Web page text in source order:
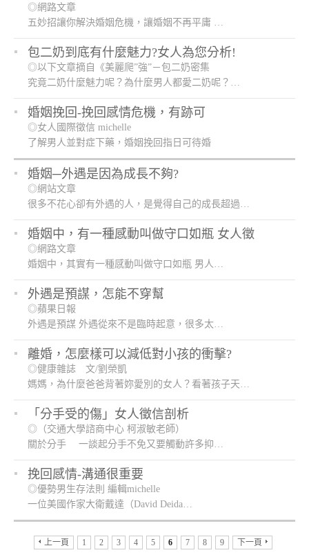
◎網路文章
五妙招讓你解決婚姻危機，讓婚姻不再平庸 …
包二奶到底有什麼魅力?女人為您分析!
◎以下文章摘自《美麗爬”強”－包二奶密集
究竟二奶什麼魅力呢？為什麼男人都愛二奶呢？…
婚姻挽回-挽回感情危機，有跡可
尋的婚外情
◎女人國際徵信 michelle
了解男人並對症下藥，婚姻挽回指日可待婚
姻挽回…
婚姻─外遇是因為成長不夠?
◎網站文章
很多不花心卻有外遇的人，是覺得自己的成長超過…
婚姻中，有一種感動叫做守口如瓶 女人徵
◎網路文章
婚姻中，其實有一種感動叫做守口如瓶 男人…
外遇是預謀，怎能不穿幫
◎蘋果日報
外遇是預謀 外遇從來不是臨時起意，很多太…
離婚，怎麼樣可以減低對小孩的衝擊?
◎健康雜誌 文/劉榮凱
媽媽，為什麼爸爸背著妳愛別的女人？看著孩子天…
「分手受的傷」女人徵信剖析
◎（交通大學諮商中心 柯淑敏老師）
關於分手 一談起分手不免又要觸動許多抑…
挽回感情-溝通很重要
◎優勢男生存法則 編輯michelle
一位美國作家大衛戴達（David Deida…
上一頁 1 2 3 4 5 6 7 8 9 下一頁